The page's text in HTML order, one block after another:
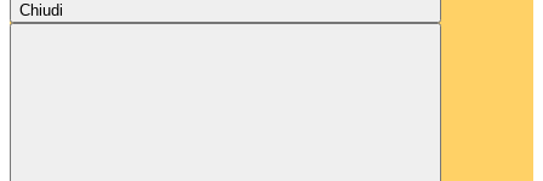
Chiudi